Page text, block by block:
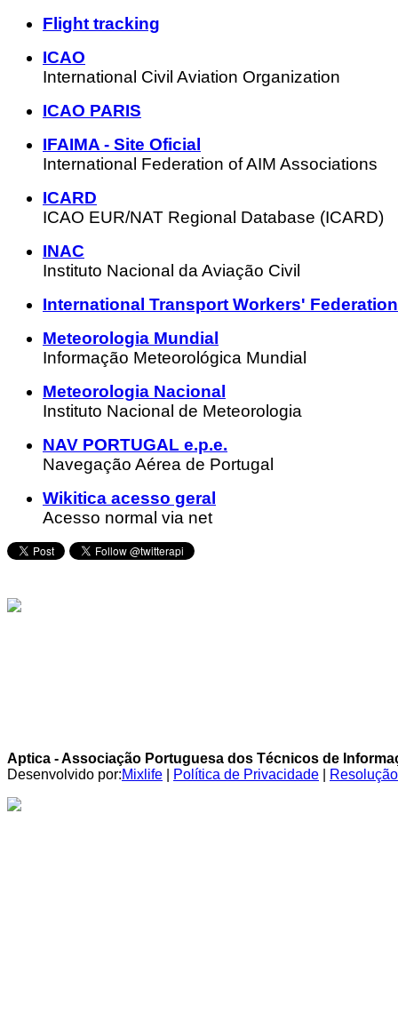
Flight tracking
ICAO
International Civil Aviation Organization
ICAO PARIS
IFAIMA - Site Oficial
International Federation of AIM Associations
ICARD
ICAO EUR/NAT Regional Database (ICARD)
INAC
Instituto Nacional da Aviação Civil
International Transport Workers' Federation
Meteorologia Mundial
Informação Meteorológica Mundial
Meteorologia Nacional
Instituto Nacional de Meteorologia
NAV PORTUGAL e.p.e.
Navegação Aérea de Portugal
Wikitica acesso geral
Acesso normal via net
Aptica - Associação Portuguesa dos Técnicos de
Desenvolvido por:Mixlife Política de Privacidade